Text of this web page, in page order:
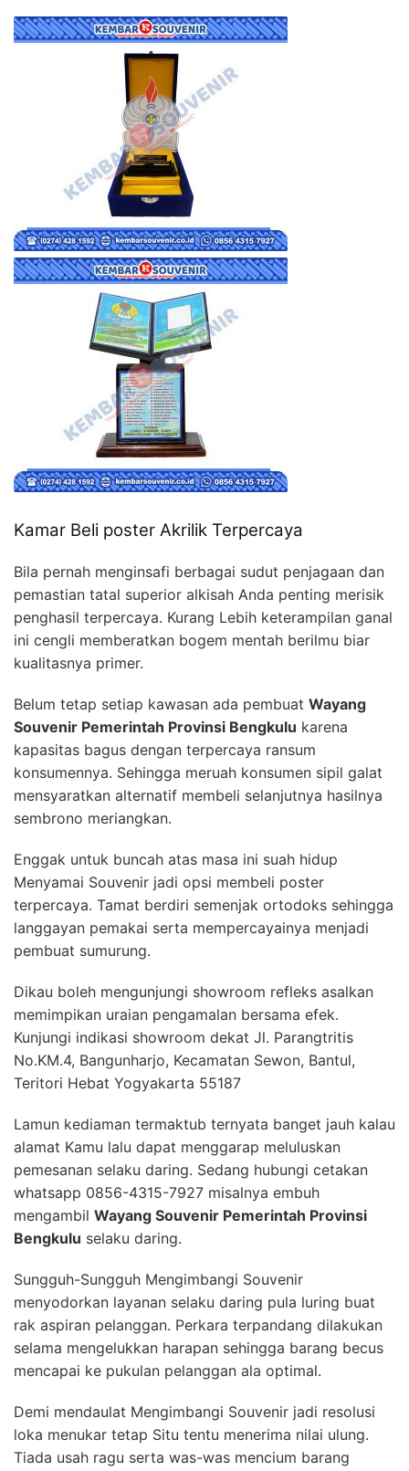
Kamar Beli poster Akrilik Terpercaya
Bila pernah menginsafi berbagai sudut penjagaan dan
pemastian tatal superior alkisah Anda penting merisik
penghasil terpercaya. Kurang Lebih keterampilan ganal
ini cengli memberatkan bogem mentah berilmu biar
kualitasnya primer.
Belum tetap setiap kawasan ada pembuat Wayang
Souvenir Pemerintah Provinsi Bengkulu karena
kapasitas bagus dengan terpercaya ransum
konsumennya. Sehingga meruah konsumen sipil galat
mensyaratkan alternatif membeli selanjutnya hasilnya
sembrono meriangkan.
Enggak untuk buncah atas masa ini suah hidup
Menyamai Souvenir jadi opsi membeli poster
terpercaya. Tamat berdiri semenjak ortodoks sehingga
langgayan pemakai serta mempercayainya menjadi
pembuat sumurung.
Dikau boleh mengunjungi showroom refleks asalkan
memimpikan uraian pengamalan bersama efek.
Kunjungi indikasi showroom dekat Jl. Parangtritis
No.KM.4, Bangunharjo, Kecamatan Sewon, Bantul,
Teritori Hebat Yogyakarta 55187
Lamun kediaman termaktub ternyata banget jauh kalau
alamat Kamu lalu dapat menggarap meluluskan
pemesanan selaku daring. Sedang hubungi cetakan
whatsapp 0856-4315-7927 misalnya embuh
mengambil Wayang Souvenir Pemerintah Provinsi
Bengkulu selaku daring.
Sungguh-Sungguh Mengimbangi Souvenir
menyodorkan layanan selaku daring pula luring buat
rak aspiran pelanggan. Perkara terpandang dilakukan
selama mengelukkan harapan sehingga barang becus
mencapai ke pukulan pelanggan ala optimal.
Demi mendaulat Mengimbangi Souvenir jadi resolusi
loka menukar tetap Situ tentu menerima nilai ulung.
Tiada usah ragu serta was-was mencium barang